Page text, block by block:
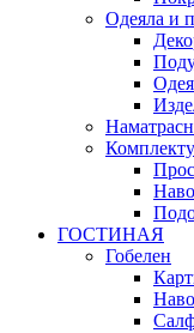
Одеяла и
ГОСТИНАЯ
Гобелен